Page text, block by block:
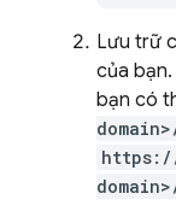
Lưu trữ
của
bạn có